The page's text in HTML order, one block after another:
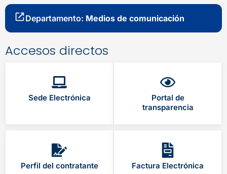
Departamento: Medios de comunicación
Accesos directos
Sede Electrónica
Portal de
transparencia
Perfil del contratante Factura Electrónica